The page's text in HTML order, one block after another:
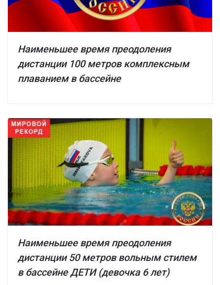
Наименьшее время преодоления
дистанции 100 метров комплексным
плаванием в бассейне
Наименьшее время преодоления
дистанции 50 метров вольным стилем
в бассейне ДЕТИ (девочка 6 лет)